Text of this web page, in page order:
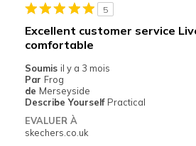
5
Excellent customer service
comfortable
Soumis il y a 3 mois
Par Frog
de Merseyside
Describe Yourself Practical
EVALUER À
skechers.co.uk